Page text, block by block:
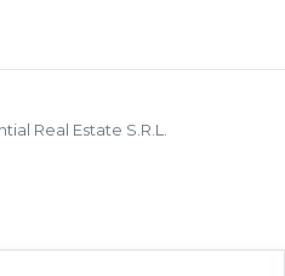
Real Estate S.R.L.